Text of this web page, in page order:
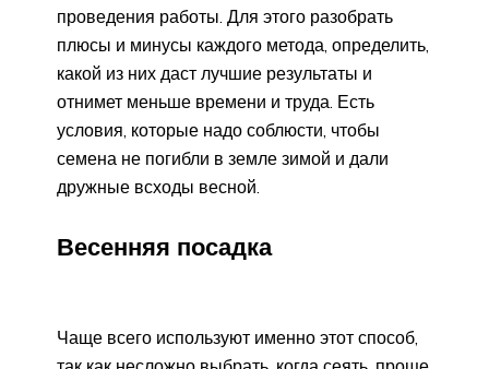
проведения работы. Для этого разобрать
плюсы и минусы каждого метода, определить,
какой из них даст лучшие результаты и
отнимет меньше времени и труда. Есть
условия, которые надо соблюсти, чтобы
семена не погибли в земле зимой и дали
дружные всходы весной.
Весенняя посадка
Чаще всего используют именно этот способ,